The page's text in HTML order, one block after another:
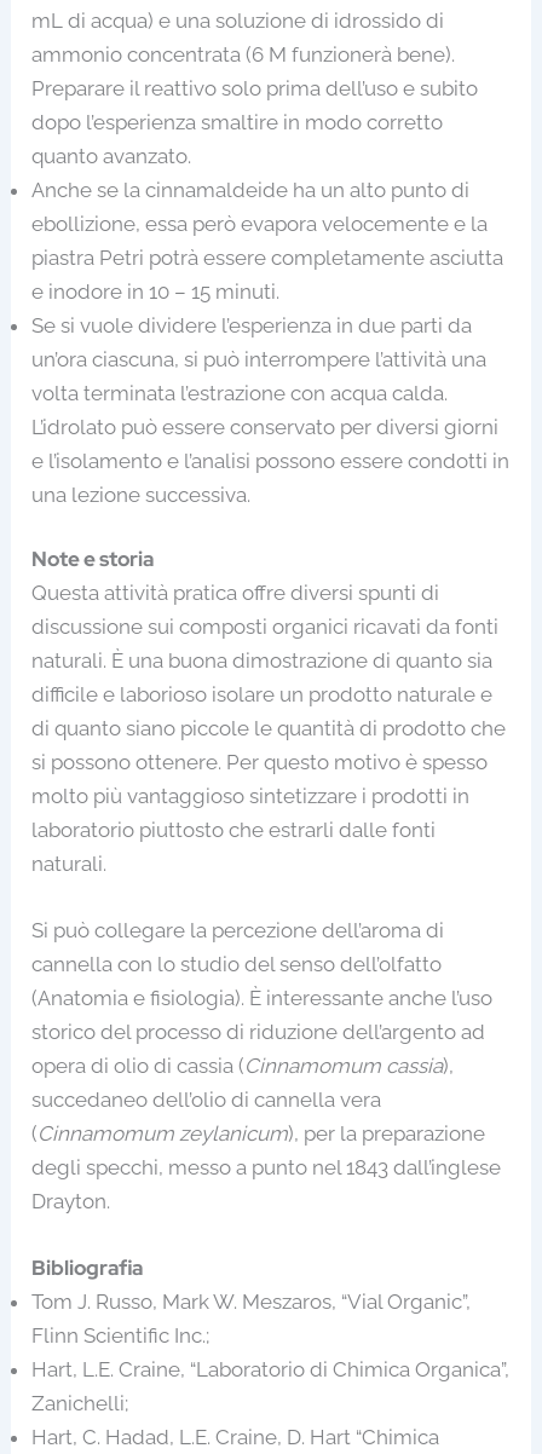
mL di acqua) e una soluzione di idrossido di
ammonio concentrata (6 M funzionerà bene).
Preparare il reattivo solo prima dell’uso e subito
dopo l’esperienza smaltire in modo corretto
quanto avanzato.
Anche se la cinnamaldeide ha un alto punto di
ebollizione, essa però evapora velocemente e la
piastra Petri potrà essere completamente asciutta
e inodore in 10 – 15 minuti.
Se si vuole dividere l’esperienza in due parti da
un’ora ciascuna, si può interrompere l’attività una
volta terminata l’estrazione con acqua calda.
L’idrolato può essere conservato per diversi giorni
e l’isolamento e l’analisi possono essere condotti in
una lezione successiva.
Note e storia
Questa attività pratica offre diversi spunti di
discussione sui composti organici ricavati da fonti
naturali. È una buona dimostrazione di quanto sia
difficile e laborioso isolare un prodotto naturale e
di quanto siano piccole le quantità di prodotto che
si possono ottenere. Per questo motivo è spesso
molto più vantaggioso sintetizzare i prodotti in
laboratorio piuttosto che estrarli dalle fonti
naturali.
Si può collegare la percezione dell’aroma di
cannella con lo studio del senso dell’olfatto
(Anatomia e fisiologia). È interessante anche l’uso
storico del processo di riduzione dell’argento ad
opera di olio di cassia (Cinnamomum cassia),
succedaneo dell’olio di cannella vera
(Cinnamomum zeylanicum), per la preparazione
degli specchi, messo a punto nel 1843 dall’inglese
Drayton.
Bibliografia
Tom J. Russo, Mark W. Meszaros, “Vial Organic”,
Flinn Scientific Inc.;
Hart, L.E. Craine, “Laboratorio di Chimica Organica”,
Zanichelli;
Hart, C. Hadad, L.E. Craine, D. Hart “Chimica